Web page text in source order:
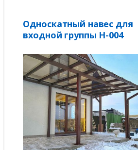
Односкатный навес для
входной группы Н-004